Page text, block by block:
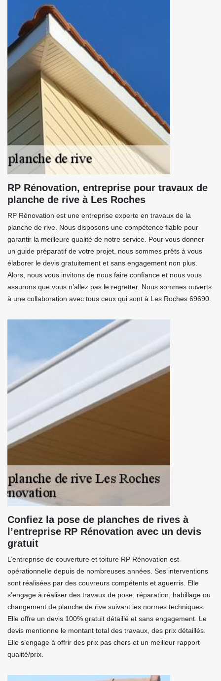
RP Rénovation, entreprise pour travaux de
planche de rive à Les Roches
RP Rénovation est une entreprise experte en travaux de la
planche de rive. Nous disposons une compétence fiable pour
garantir la meilleure qualité de notre service. Pour vous donner
un guide préparatif de votre projet, nous sommes prêts à vous
élaborer le devis gratuitement et sans engagement non plus.
Alors, nous vous invitons de nous faire confiance et nous vous
assurons que vous n’allez pas le regretter. Nous sommes ouverts
à une collaboration avec tous ceux qui sont à Les Roches 69690.
Confiez la pose de planches de rives à
l’entreprise RP Rénovation avec un devis
gratuit
L’entreprise de couverture et toiture RP Rénovation est
opérationnelle depuis de nombreuses années. Ses interventions
sont réalisées par des couvreurs compétents et aguerris. Elle
s’engage à réaliser des travaux de pose, réparation, habillage ou
changement de planche de rive suivant les normes techniques.
Elle offre un devis 100% gratuit détaillé et sans engagement. Le
devis mentionne le montant total des travaux, des prix détaillés.
Elle s’engage à offrir des prix pas chers et un meilleur rapport
qualité/prix.